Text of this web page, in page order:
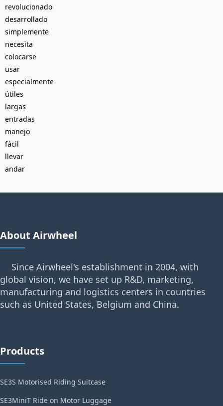
revolucionado
desarrollado
simplemente
necesita
colocarse
usar
especialmente
útiles
largas
entradas
manejo
fácil
llevar
andar
About Airwheel
Since Airwheel's establishment in 2004, with
global vision, we have set up R&D, marketing,
manufacturing and logistics centers in countries
such as United States, Belgium and China.
Products
SE3S Motorised Riding Suitcase
SE3MiniT Ride on Motor Luggage